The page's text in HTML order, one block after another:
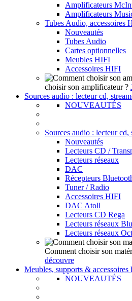
Amplificateurs
Amplificateurs
Tubes Audio, accessoires
Nouveautés
Tubes Audio
Cartes optionnelles
Meubles HIFI
Accessoires HIFI
choisir son amplificateur ?
Sources audio : lecteur cd,
NOUVEAUTÉS
Sources audio : lecteur cd,
Nouveautés
Lecteurs CD /
Lecteurs réseaux
DAC
Récepteurs
Tuner / Radio
Accessoires HIFI
DAC Atoll
Lecteurs CD Rega
Lecteurs réseaux
Lecteurs réseaux
Comment choisir son
découvre
Meubles, supports & accessoires
NOUVEAUTÉS